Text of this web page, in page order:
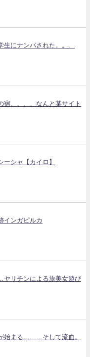
にナンパされた。。。
宿、、、、なんと某サイト
ーシャ【カイロ】
インガピルカ
リチンによる旅美女遊び
始まる………そして流血。